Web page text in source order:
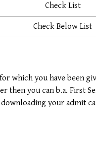
Check List
Check Below List
which you have been
you can b.a. First
your admit